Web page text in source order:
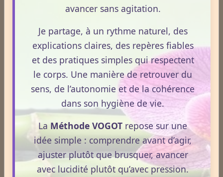
Voir les résultats
Statistiques
Aujourd'hui
visiteurs - 2022 pages vues
visiteurs -
Contenu
Nombre de pages :1817
Nombre d'articles :
407
avancer sans agitation.
Je partage, à un rythme naturel, des
explications claires, des repères fiables
et des pratiques simples qui respectent
le corps. Une manière de retrouver du
sens, de l’autonomie et de la cohérence
dans son hygiène de vie.
La Méthode VOGOT repose sur une
idée simple : comprendre avant d’agir,
ajuster plutôt que brusquer, avancer
avec lucidité plutôt qu’avec pression.